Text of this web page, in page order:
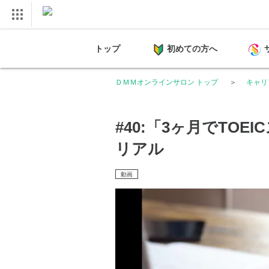
トップ 初めての方へ
ＤＭＭオンラインサロン トップ キャ
#40:「3ヶ月で
リアル
動画